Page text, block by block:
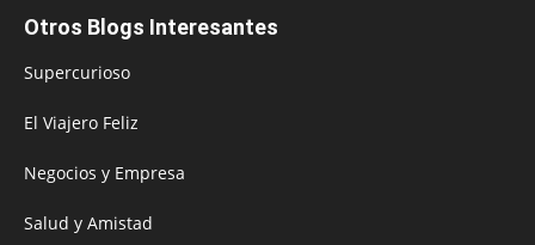
Otros Blogs Interesantes
Supercurioso
El Viajero Feliz
Negocios y Empresa
Salud y Amistad